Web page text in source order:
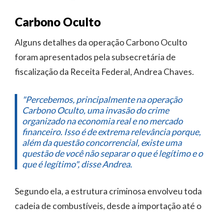
Carbono Oculto
Alguns detalhes da operação Carbono Oculto
foram apresentados pela subsecretária de
fiscalização da Receita Federal, Andrea Chaves.
"Percebemos, principalmente na operação
Carbono Oculto, uma invasão do crime
organizado na economia real e no mercado
financeiro. Isso é de extrema relevância porque,
além da questão concorrencial, existe uma
questão de você não separar o que é legítimo e o
que é legítimo", disse Andrea.
Segundo ela, a estrutura criminosa envolveu toda
cadeia de combustíveis, desde a importação até o